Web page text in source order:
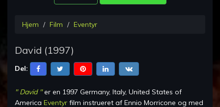
Hjem Film Eventyr
David (1997)
Del:
"David "er en 1997 Germany, Italy, United States of
America Eventyr film instrueret af Ennio Morricone og med